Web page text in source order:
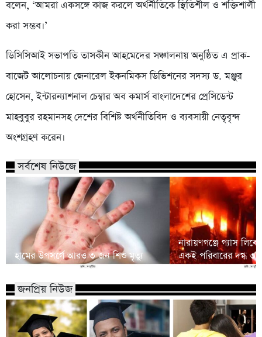
বলেন, ‘আমরা একসঙ্গে কাজ করলে অর্থনীতিকে স্থিতিশীল ও শক্তিশালী
করা সম্ভব।’
ডিসিসিআই সভাপতি তাসকীন আহমেদের সঞ্চালনায় অনুষ্ঠিত এ প্রাক-
বাজেট আলোচনায় জেনারেল ইকনমিকস ডিভিশনের সদস্য ড. মঞ্জুর
হোসেন, ইন্টারন্যাশনাল চেম্বার অব কমার্স বাংলাদেশের প্রেসিডেন্ট
মাহবুবুর রহমানসহ দেশের বিশিষ্ট অর্থনীতিবিদ ও ব্যবসায়ী নেতৃবৃন্দ
অংশগ্রহণ করেন।
সর্বশেষ নিউজে
হামের উপসর্গে আরও ৩ জন শিশু মৃত্যু
নারায়ণগঞ্জে গ্যাস
একই পরিবারের দগ্ধ ৩
জনপ্রিয় নিউজ